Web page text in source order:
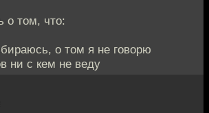
о том, что:
о том я не говорю
ни с кем не веду